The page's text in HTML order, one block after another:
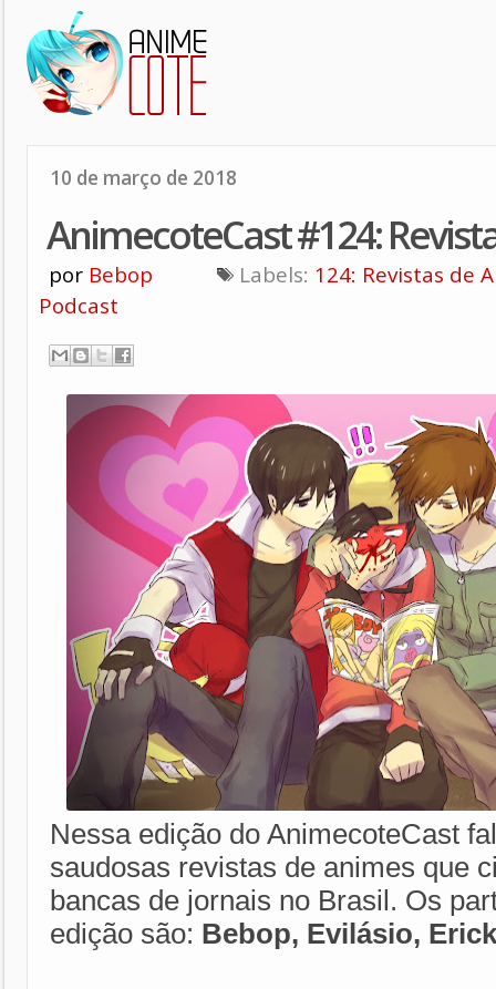
10 de março de 2018
AnimecoteCast #124:
por Bebop Labels: 124: Revistas de
Podcast
Nessa edição do AnimecoteCast
saudosas revistas de animes que
bancas de jornais no Brasil. Os
edição são: Bebop, Evilásio,